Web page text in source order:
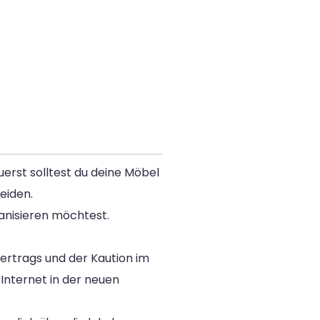
solltest du deine Möbel
möchtest.
und der Kaution im
in der neuen